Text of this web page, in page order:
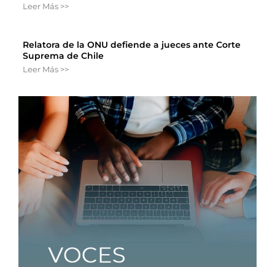
Leer Más >>
Relatora de la ONU defiende a jueces ante Corte
Suprema de Chile
Leer Más >>